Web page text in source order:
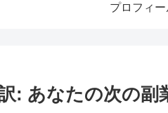
プロフィー
: あなたの次の副